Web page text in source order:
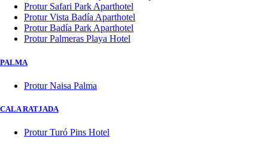
Protur Safari Park Aparthotel
Protur Vista Badía Aparthotel
Protur Badía Park Aparthotel
Protur Palmeras Playa Hotel
PALMA
Protur Naisa Palma
CALA RATJADA
Protur Turó Pins Hotel